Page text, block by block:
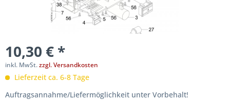
10,30 € *
inkl. MwSt.zzgl. Versandkosten
Lieferzeit ca. 6-8 Tage
Auftragsannahme/Liefermöglichkeit unter Vorbehalt!